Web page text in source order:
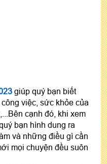
giúp quý bạn biết
việc, sức khỏe của
cạnh đó, khi xem
bạn hình dung ra
và những điều gì cần
mọi chuyện đều suôn